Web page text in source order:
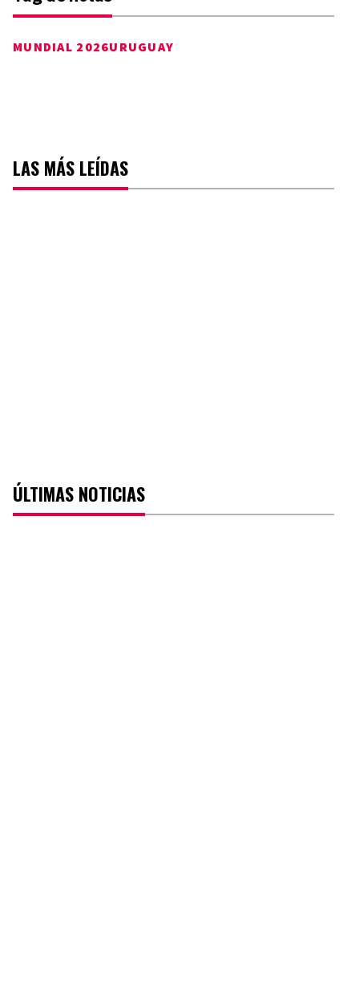
MUNDIAL 2026URUGUAY
LAS MÁS LEÍDAS
ÚLTIMAS NOTICIAS